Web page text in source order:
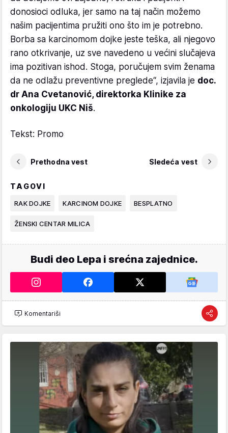
donosioci odluka, jer samo na taj način možemo
našim pacijentima pružiti ono što im je potrebno.
Borba sa karcinomom dojke jeste teška, ali njegovo
rano otkrivanje, uz sve navedeno u većini slučajeva
ima pozitivan ishod. Stoga, poručujem svim ženama
da ne odlažu preventivne preglede“, izjavila je doc.
dr Ana Cvetanović, direktorka Klinike za
onkologiju UKC Niš.
Tekst: Promo
Prethodna vest Sledeća vest
TAGOVI
RAK DOJKE KARCINOM DOJKE BESPLATNO
ŽENSKI CENTAR MILICA
Budi deo Lepa i srećna zajednice.
Komentariši